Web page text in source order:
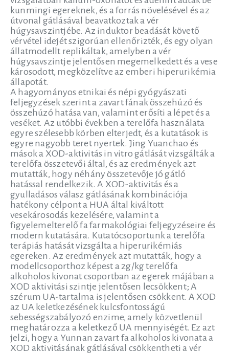
kunmingi egereknek, és a forrás növelésével és az
útvonal gátlásával beavatkoztak a vér
húgysavszintjébe. Az induktor beadását követő
vérvétel idejét szigorúan ellenőrizték, és egy olyan
állatmodellt replikáltak, amelyben a vér
húgysavszintje jelentősen megemelkedett és a vese
károsodott, megközelítve az emberi hiperurikémia
állapotát.
A hagyományos etnikai és népi gyógyászati
feljegyzések szerint a zavart fának összehúzó és
összehúzó hatása van, valamint erősíti a lépet és a
veséket. Az utóbbi években a terelőfa használata
egyre szélesebb körben elterjedt, és a kutatások is
egyre nagyobb teret nyertek. Jing Yuanchao és
mások a XOD-aktivitás in vitro gátlását vizsgálták a
terelőfa összetevői által, és az eredmények azt
mutatták, hogy néhány összetevője jó gátló
hatással rendelkezik. A XOD-aktivitás és a
gyulladásos válasz gátlásának kombinációja
hatékony célpont a HUA által kiváltott
vesekárosodás kezelésére, valamint a
figyelemelterelő fa farmakológiai feljegyzéseire és
modern kutatására. Kutatócsoportunk a terelőfa
terápiás hatását vizsgálta a hiperurikémiás
egereken. Az eredmények azt mutatták, hogy a
modellcsoporthoz képest a 2g/kg terelőfa
alkoholos kivonat csoportban az egerek májában a
XOD aktivitási szintje jelentősen lecsökkent; A
szérum UA-tartalma is jelentősen csökkent. A XOD
az UA keletkezésének kulcsfontosságú
sebességszabályozó enzime, amely közvetlenül
meghatározza a keletkező UA mennyiségét. Ez azt
jelzi, hogy a Yunnan zavart fa alkoholos kivonata a
XOD aktivitásának gátlásával csökkentheti a vér